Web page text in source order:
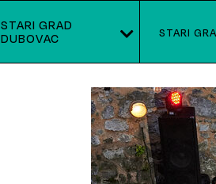
STARI GRAD
DUBOVAC
STARI